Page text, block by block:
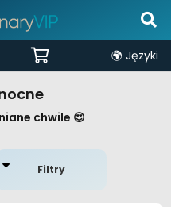
🌍 Języki
chwile 😍
Filtry